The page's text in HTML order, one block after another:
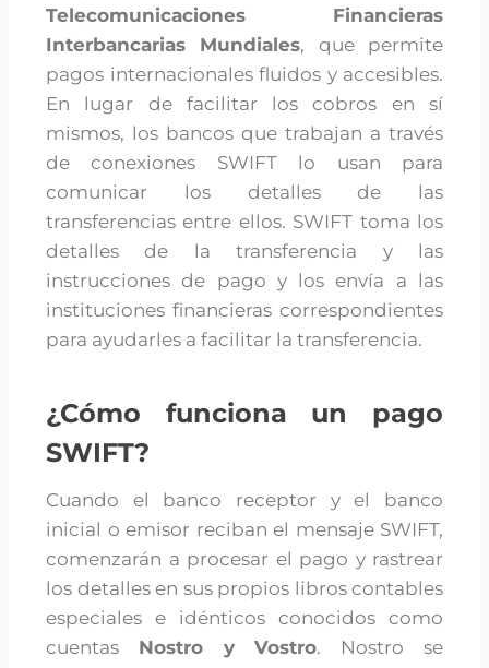
Telecomunicaciones Financieras
Interbancarias Mundiales, que permite
pagos internacionales fluidos y accesibles.
En lugar de facilitar los cobros en sí
mismos, los bancos que trabajan a través
de conexiones SWIFT lo usan para
comunicar los detalles de las
transferencias entre ellos. SWIFT toma los
detalles de la transferencia y las
instrucciones de pago y los envía a las
instituciones financieras correspondientes
para ayudarles a facilitar la transferencia.
¿Cómo funciona un pago
SWIFT?
Cuando el banco receptor y el banco
inicial o emisor reciban el mensaje SWIFT,
comenzarán a procesar el pago y rastrear
los detalles en sus propios libros contables
especiales e idénticos conocidos como
cuentas Nostro y Vostro. Nostro se